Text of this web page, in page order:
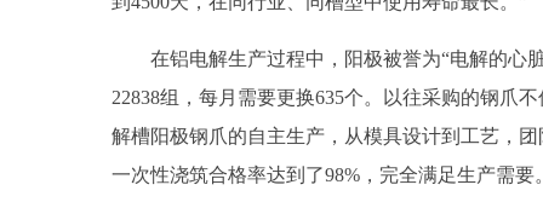
在铝电解生产过程中，阳极被誉为“电解的心脏
22838组，每月需要更换635个。以往采购的钢爪
解槽阳极钢爪的自主生产，从模具设计到工艺，
一次性浇筑合格率达到了98%，完全满足生产需